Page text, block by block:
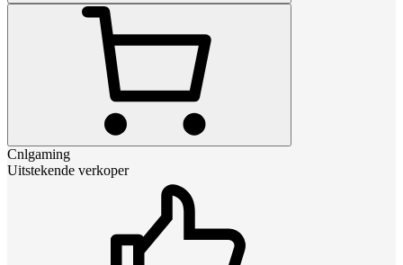
Cnlgaming
Uitstekende verkoper